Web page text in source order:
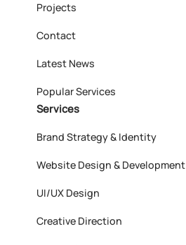
Projects
Contact
Latest News
Popular Services
Services
Brand Strategy & Identity
Website Design & Development
UI/UX Design
Creative Direction